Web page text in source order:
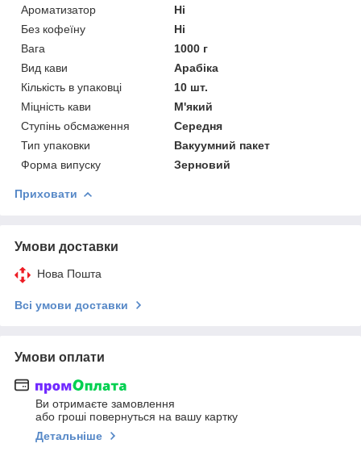
Ароматизатор
Ні
Без кофеїну
Ні
Вага
1000 г
Вид кави
Арабіка
Кількість в упаковці
10 шт.
Міцність кави
М'який
Ступінь обсмаження
Середня
Тип упаковки
Вакуумний пакет
Форма випуску
Зерновий
Приховати
Умови доставки
Нова Пошта
Всі умови доставки
Умови оплати
Ви отримаєте замовлення
або гроші повернуться на вашу картку
Детальніше